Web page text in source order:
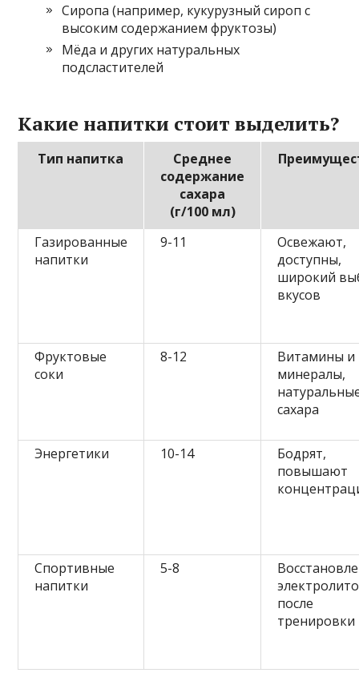
Сиропа (например, кукурузный сироп с
высоким содержанием фруктозы)
Мёда и других натуральных
подсластителей
Какие напитки стоит выделить?
Тип напитка
Среднее
содержание
сахара
(г/100 мл)
Газированные
напитки
9-11
Освежают,
доступны,
широкий
вкусов
Фруктовые
соки
8-12
Витамины и
минералы,
сахара
Энергетики 10-14
Бодрят,
повышают
Спортивные
напитки
5-8
после
тренировки